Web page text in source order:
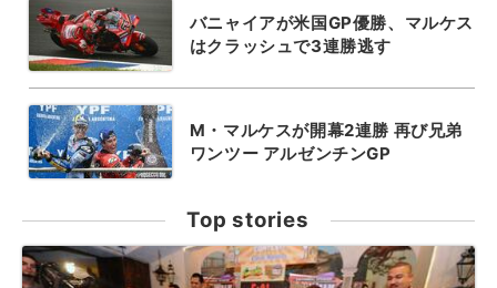
バニャイアが米国GP優勝、マルケス
はクラッシュで3連勝逃す
M・マルケスが開幕2連勝 再び兄弟
ワンツー アルゼンチンGP
Top stories